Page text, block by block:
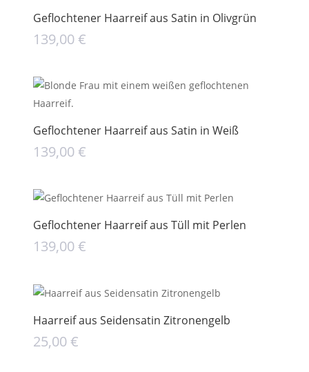
Geflochtener Haarreif aus Satin in Olivgrün
139,00€
Geflochtener Haarreif aus Satin in Weiß
139,00€
Geflochtener Haarreif aus Tüll mit Perlen
139,00€
Haarreif aus Seidensatin Zitronengelb
25,00€